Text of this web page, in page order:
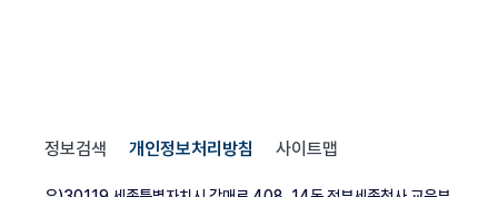
정보검색 개인정보처리방침 사이트맵